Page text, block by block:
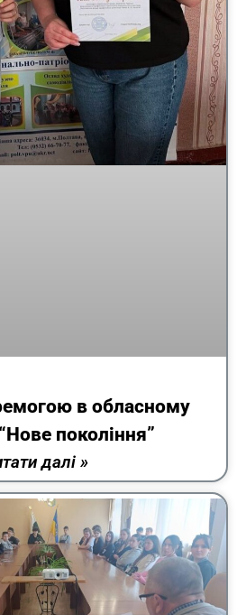
в обласному
покоління”
далі »